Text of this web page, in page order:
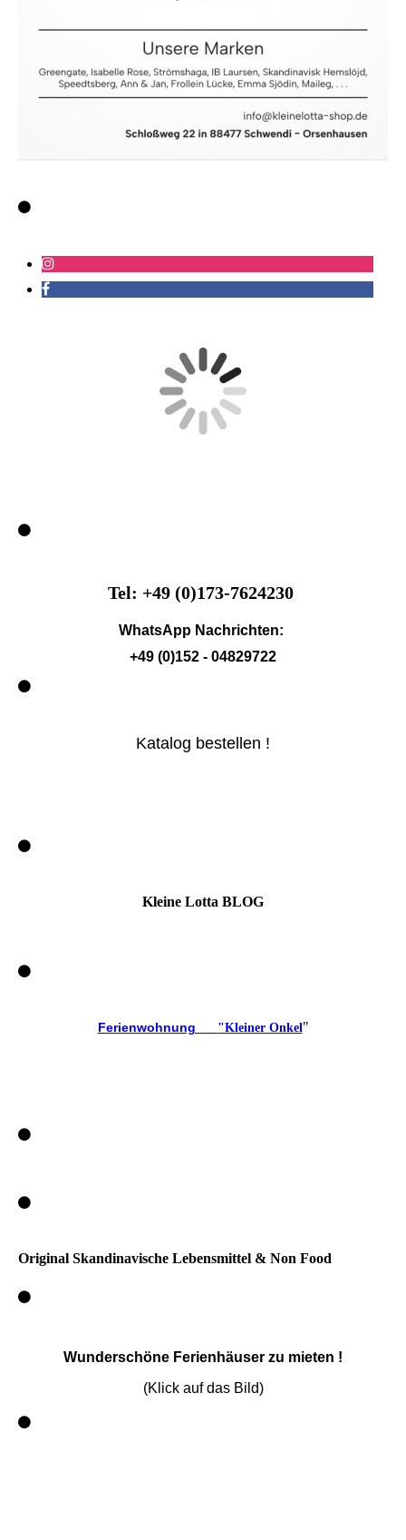
Tel: +49 (0)173-7624230
WhatsApp Nachrichten:
+49 (0)152 - 04829722
Katalog bestellen !
Kleine Lotta BLOG
Ferienwohnung "Kleiner Onkel "
Original Skandinavische Lebensmittel & Non Food
Wunderschöne Ferienhäuser zu mieten !
(Klick auf das Bild)